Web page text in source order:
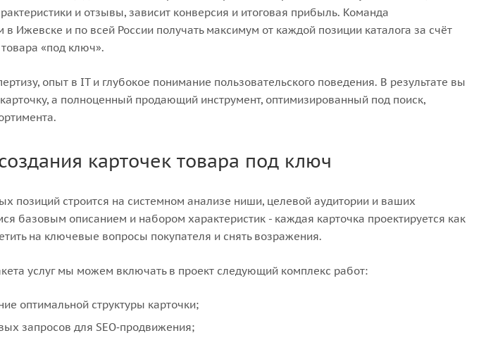
и отзывы, зависит конверсия и итоговая прибыль. Команда
Ижевске и по всей России получать максимум от каждой позиции каталога за счёт
«под ключ».
опыт в IT и глубокое понимание пользовательского поведения. В результате вы
а полноценный продающий инструмент, оптимизированный под поиск,
карточек товара под ключ
позиций строится на системном анализе ниши, целевой аудитории и ваших
базовым описанием и набором характеристик - каждая карточка проектируется как
на ключевые вопросы покупателя и снять возражения.
услуг мы можем включать в проект следующий комплекс работ:
оптимальной структуры карточки;
запросов для SEO‑продвижения;